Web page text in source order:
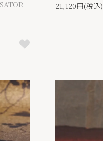
21,120円(税込)